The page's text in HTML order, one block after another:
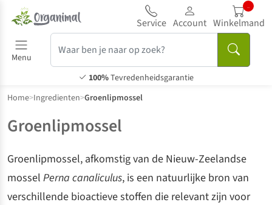
Service Account
...
Winkelmand
Menu
100%Tevredenheidsgarantie
Home>Ingredienten>Groenlipmossel
Groenlipmossel
Groenlipmossel, afkomstig van de Nieuw-Zeelandse
mossel Perna canaliculus, is een natuurlijke bron van
verschillende bioactieve stoffen die relevant zijn voor